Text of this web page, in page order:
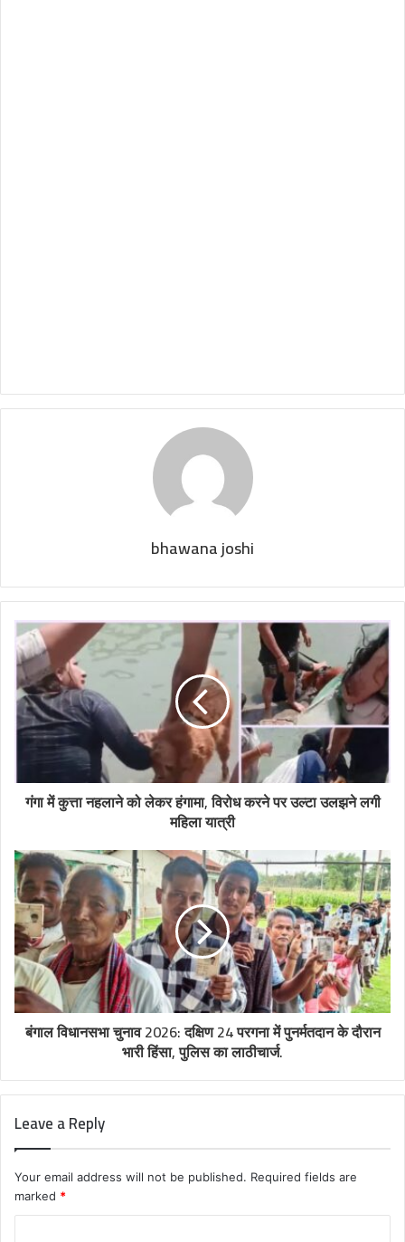
bhawana joshi
गंगा में कुत्ता नहलाने को लेकर हंगामा, विरोध करने पर उल्टा उलझने लगी
महिला यात्री
बंगाल विधानसभा चुनाव 2026: दक्षिण 24 परगना में पुनर्मतदान के दौरान
भारी हिंसा, पुलिस का लाठीचार्ज.
Leave a Reply
Your email address will not be published. Required fields are
marked *